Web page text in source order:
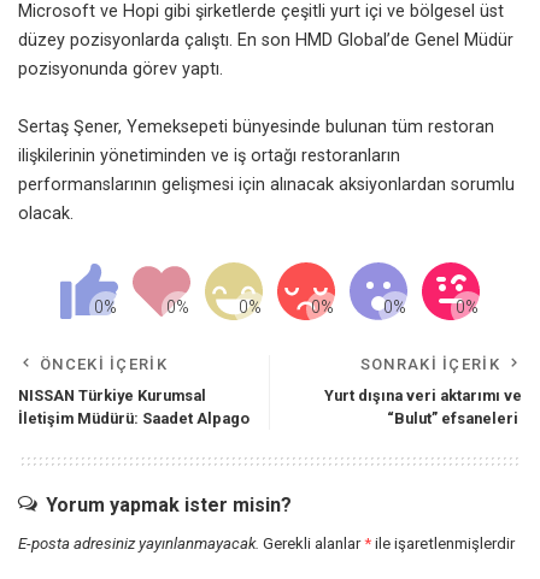
Microsoft ve Hopi gibi şirketlerde çeşitli yurt içi ve bölgesel üst
düzey pozisyonlarda çalıştı. En son HMD Global’de Genel Müdür
pozisyonunda görev yaptı.
Sertaş Şener, Yemeksepeti bünyesinde bulunan tüm restoran
ilişkilerinin yönetiminden ve iş ortağı restoranların
performanslarının gelişmesi için alınacak aksiyonlardan sorumlu
olacak.
ÖNCEKI İÇERIK
NISSAN Türkiye Kurumsal
İletişim Müdürü: Saadet Alpago
SONRAKI İÇERIK
Yurt dışına veri aktarımı ve
“Bulut” efsaneleri
Yorum yapmak ister misin?
E-posta adresiniz yayınlanmayacak. Gerekli alanlar* ile işaretlenmişlerdir